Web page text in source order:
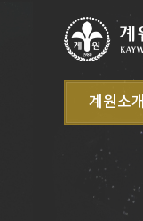
계원소개
캠퍼스 소개
교직원 소개
법인 소개